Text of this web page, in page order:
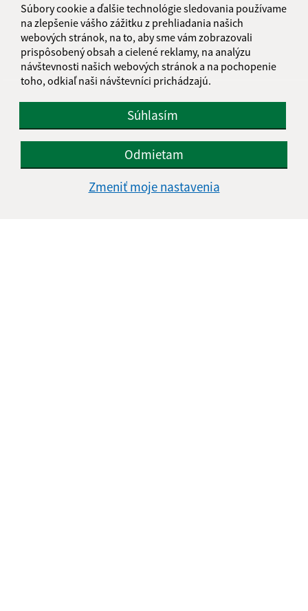
Súbory cookie a ďalšie technológie sledovania používame
na zlepšenie vášho zážitku z prehliadania našich
webových stránok, na to, aby sme vám zobrazovali
prispôsobený obsah a cielené reklamy, na analýzu
návštevnosti našich webových stránok a na pochopenie
toho, odkiaľ naši návštevníci prichádzajú.
Súhlasím
Odmietam
Zmeniť moje nastavenia
+421 55 300 90 01
IČO: 00690988